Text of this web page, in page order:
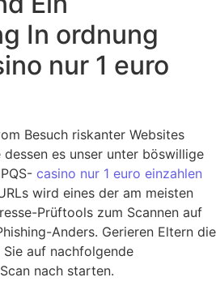
In ordnung
nur 1 euro
Besuch riskanter Websites
es unser unter böswillige
casino nur 1 euro einzahlen
wird eines der am meisten
Prüftools zum Scannen auf
Anders. Gerieren Eltern die
auf nachfolgende
nach starten.